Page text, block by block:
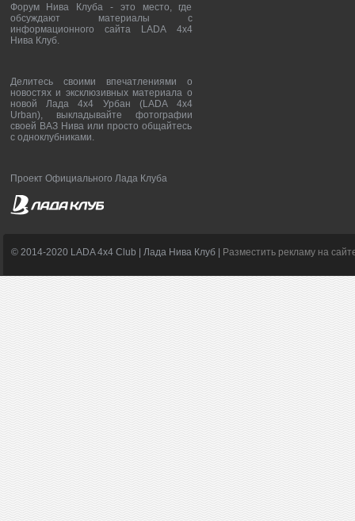
Форум Нива Клуба - это место, где
обсуждают материалы с
информационного сайта LADA 4x4
Нива Клуб.
Делитесь своими впечатлениями о
новостях и эксклюзивных материала о
новой Лада 4х4 Урбан (LADA 4x4
Urban), выкладывайте фотографии
своей ВАЗ Нива или просто общайтесь
с одноклубниками.
Проект Официального Лада Клуба
© 2014-2020 LADA 4x4 Club | Лада Нива Клуб | Разместить рекламу на